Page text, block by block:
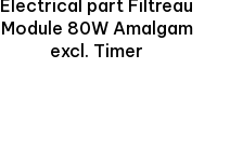
Electrical part Filtreau
Module 80W Amalgam
excl. Timer